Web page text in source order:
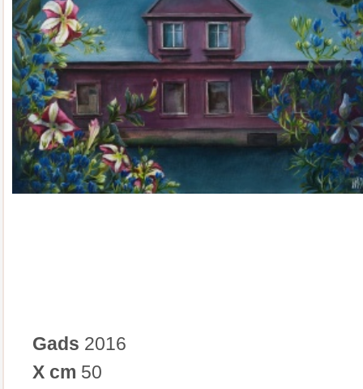
Gads 2016
X cm 50